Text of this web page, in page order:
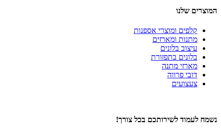
המוצרים שלנו
קלפים ומוצרי אספנות
מתנות ומארזים
עיצוב בלונים
בלונים בתפזורת
מארזי מתנה
דובי פרווה
צעצועים
נשמח לעמוד לשירותכם בכל צורך!